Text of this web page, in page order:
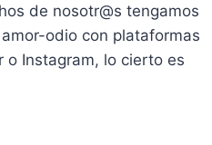
de nosotr@s tengamos
odio con plataformas
o Instagram, lo cierto es